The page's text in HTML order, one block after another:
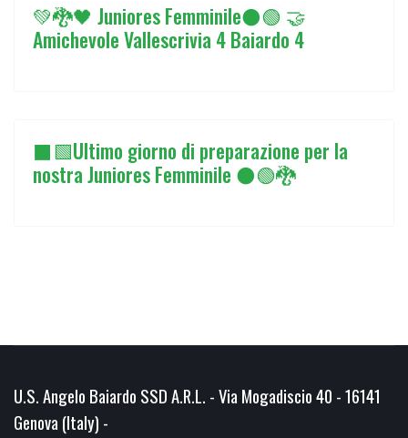
💚🐉🖤 Juniores Femminile⚫🟢 🤝
Amichevole Vallescrivia 4 Baiardo 4
⬛🟩Ultimo giorno di preparazione per la
nostra Juniores Femminile ⚫🟢🐉
U.S. Angelo Baiardo SSD A.R.L. - Via Mogadiscio 40 - 16141
Genova (Italy) -